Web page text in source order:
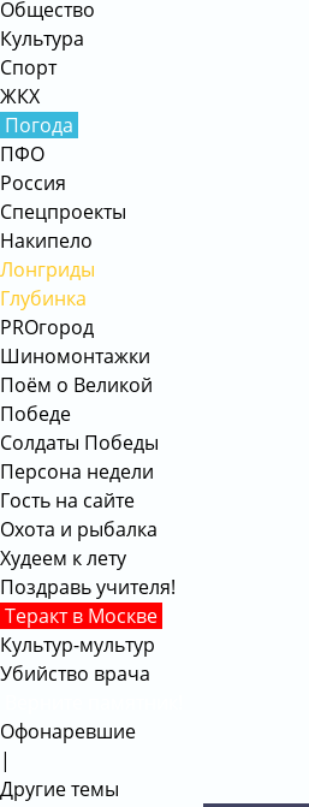
Общество
Культура
Спорт
ЖКХ
Погода
ПФО
Россия
Спецпроекты
Накипело
Лонгриды
Глубинка
PROгород
Шиномонтажки
Поём о Великой
Победе
Солдаты Победы
Персона недели
Гость на сайте
Охота и рыбалка
Худеем к лету
Поздравь учителя!
Теракт в Москве
Культур-мультур
Убийство врача
Офонаревшие
|
Другие темы